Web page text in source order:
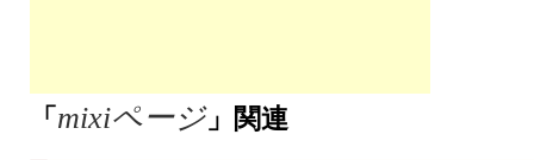
「 mixiページ」関連